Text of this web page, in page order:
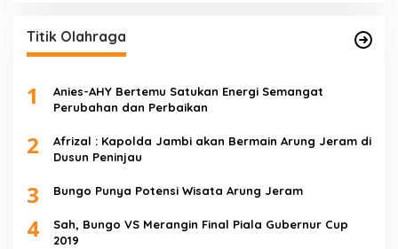
Titik Olahraga
1
Anies-AHY Bertemu Satukan Energi Semangat
Perubahan dan Perbaikan
2
Afrizal : Kapolda Jambi akan Bermain Arung Jeram di
Dusun Peninjau
3 Bungo Punya Potensi Wisata Arung Jeram
4
Sah, Bungo VS Merangin Final Piala Gubernur Cup
2019